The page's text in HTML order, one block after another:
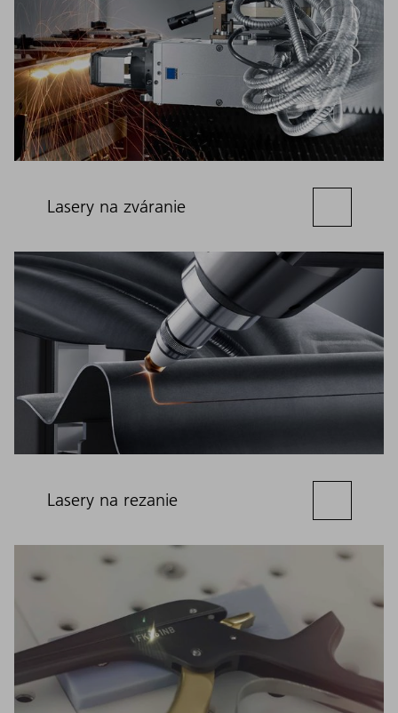
Lasery na zváranie
Lasery na rezanie